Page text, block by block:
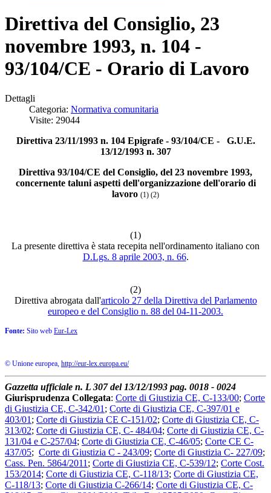
Direttiva del Consiglio, 23
novembre 1993, n. 104 -
93/104/CE - Orario di Lavoro
Dettagli
Categoria: Normativa comunitaria
Visite: 29044
Direttiva 23/11/1993 n. 104 Epigrafe - 93/104/CE - G.U.E.
13/12/1993 n. 307
Direttiva 93/104/CE del Consiglio, del 23 novembre 1993,
concernente taluni aspetti dell'organizzazione dell'orario di
lavoro (1) (2)
(1)
La presente direttiva è stata recepita nell'ordinamento italiano con
D.Lgs. 8 aprile 2003, n. 66.
(2)
Direttiva abrogata dall'articolo 27 della Direttiva del Parlamento
europeo e del Consiglio n. 88 del 04-11-2003.
Fonte: Sito web Eur-Lex
© Unione europea, http://eur-lex.europa.eu/
Gazzetta ufficiale n. L 307 del 13/12/1993 pag. 0018 - 0024
Giurisprudenza Collegata: Corte di Giustizia CE, C-133/00; Corte
di Giustizia CE, C-342/01 ; Corte di Giustizia CE, C-397/01 e
403/01 ; Corte di Giustizia CE C-151/02; Corte di Giustizia CE, C-
313/02; Corte di Giustizia CE, C- 484/04; Corte di Giustizia CE, C-
131/04 e C-257/04; Corte di Giustizia CE, C-46/05; Corte CE C-
437/05; Corte di Giustizia C - 243/09; Corte di Giustizia C- 227/09;
Cass. Pen. 5864/2011 ; Corte di Giustizia CE, C-539/12; Corte Cost.
153/2014; Corte di Giustizia CE, C-118/13; Corte di Giustizia CE,
C-118/13; Corte di Giustizia C-266/14; Corte di Giustizia CE, C-